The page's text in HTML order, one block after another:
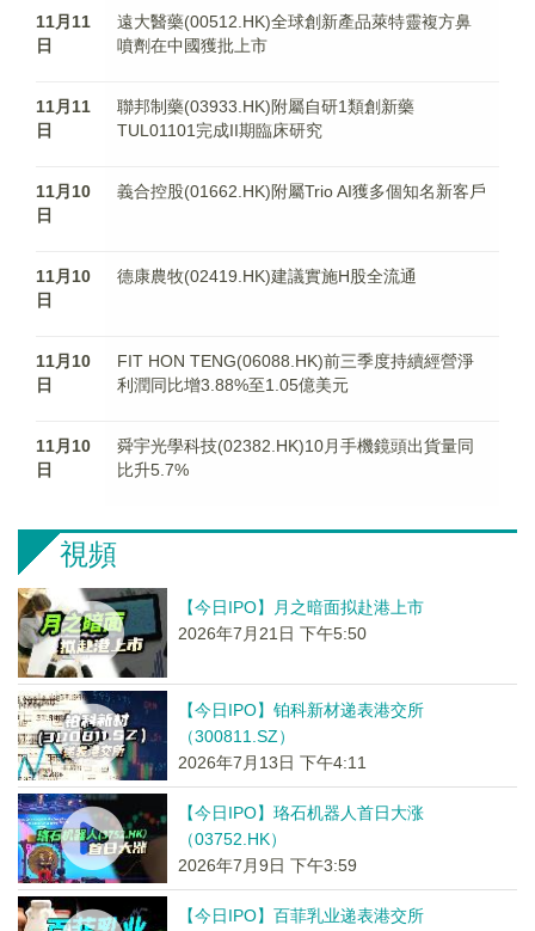
11月11
日
遠大醫藥(00512.HK)全球創新產品萊特靈複方鼻
噴劑在中國獲批上市
11月11
日
聯邦制藥(03933.HK)附屬自研1類創新藥
TUL01101完成II期臨床研究
11月10
日
義合控股(01662.HK)附屬Trio AI獲多個知名新客戶
11月10
日
德康農牧(02419.HK)建議實施H股全流通
11月10
日
FIT HON TENG(06088.HK)前三季度持續經營淨
利潤同比增3.88%至1.05億美元
11月10
日
舜宇光學科技(02382.HK)10月手機鏡頭出貨量同
比升5.7%
視頻
【今日IPO】月之暗面拟赴港上市
2026年7月21日 下午5:50
【今日IPO】铂科新材递表港交所
（300811.SZ）
2026年7月13日 下午4:11
【今日IPO】珞石机器人首日大涨
（03752.HK）
2026年7月9日 下午3:59
【今日IPO】百菲乳业递表港交所